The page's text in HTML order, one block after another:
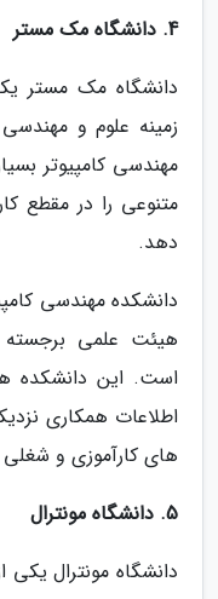
4. دانشگاه مک مستر
دانشگاه مک مستر
زمینه علوم و
مهندسی کامپیوتر
متنوعی را در مقطع
دهد.
دانشکده مهندسی
هیئت علمی برجسته
است. این دانشکده
اطلاعات همکاری
های کارآموزی و
5. دانشگاه مونترال
دانشگاه مونترال یکی